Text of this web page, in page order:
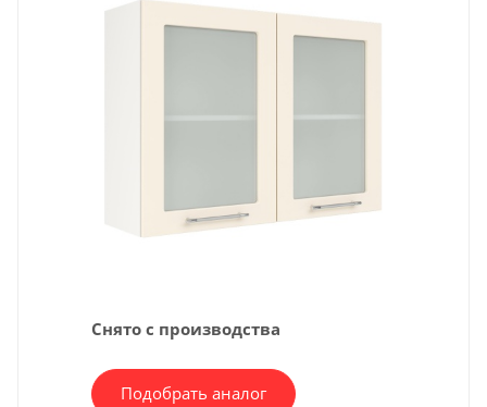
Снято с производства
Подобрать аналог